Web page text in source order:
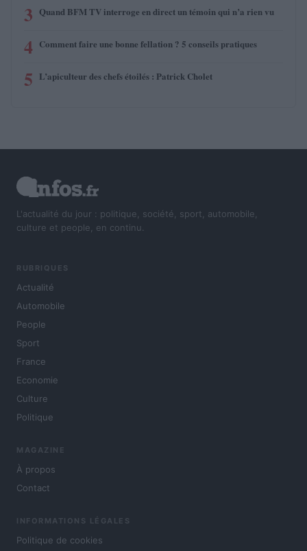
3 Quand BFM TV interroge en direct un témoin qui n’a rien vu
4 Comment faire une bonne fellation ? 5 conseils pratiques
5 L’apiculteur des chefs étoilés : Patrick Cholet
L'actualité du jour : politique, société, sport, automobile,
culture et people, en continu.
RUBRIQUES
Actualité
Automobile
People
Sport
France
Economie
Culture
Politique
MAGAZINE
À propos
Contact
INFORMATIONS LÉGALES
Politique de cookies